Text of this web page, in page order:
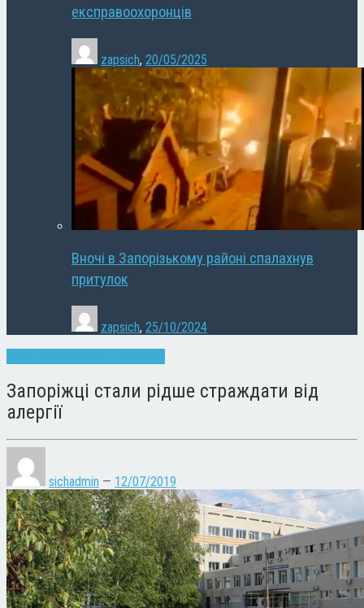
експравоохоронців
zapsich, 20/05/2025
Вночі в Запорізькому районі спалахнув
притулок
zapsich, 25/10/2024
Запоріжці стали рідше страждати від
алергії
sichadmin — 12/07/2019